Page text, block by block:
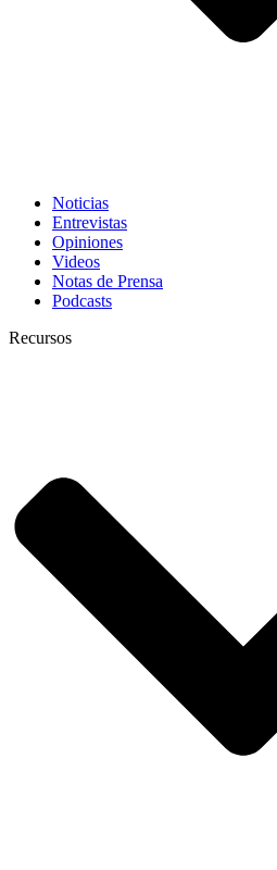
Noticias
Entrevistas
Opiniones
Videos
Notas de Prensa
Podcasts
Recursos